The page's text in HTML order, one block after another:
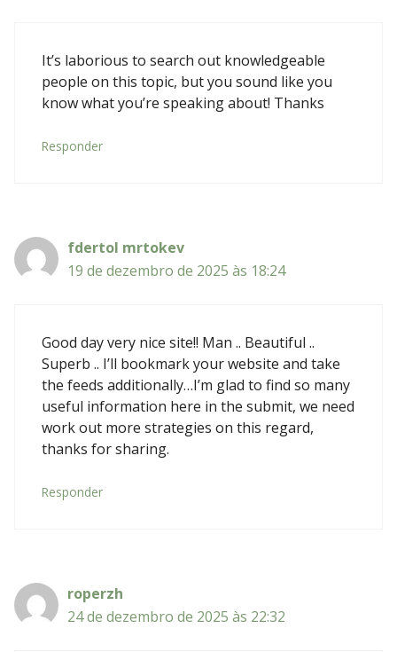
It’s laborious to search out knowledgeable
people on this topic, but you sound like you
know what you’re speaking about! Thanks
Responder
fdertol mrtokev
19 de dezembro de 2025 às 18:24
Good day very nice site!! Man .. Beautiful ..
Superb .. I’ll bookmark your website and take
the feeds additionally…I’m glad to find so many
useful information here in the submit, we need
work out more strategies on this regard,
thanks for sharing.
Responder
roperzh
24 de dezembro de 2025 às 22:32